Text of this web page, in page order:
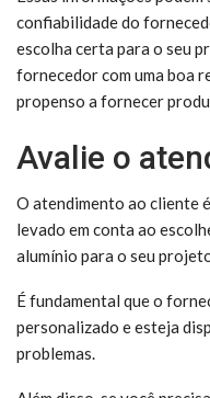
confiabilidade do
escolha certa para o seu
fornecedor com uma boa
propenso a fornecer
Avalie o
O atendimento ao cliente
levado em conta ao
alumínio para o seu
É fundamental que o
personalizado e esteja
problemas.